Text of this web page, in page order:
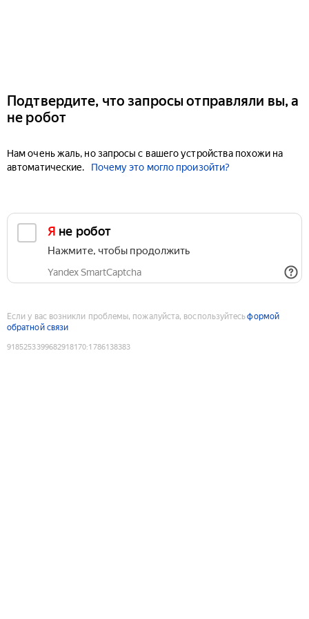
Подтвердите, что запросы отправляли вы, а
не робот
Нам очень жаль, но запросы с вашего устройства похожи на
автоматические.
Почему это могло произойти?
Я не робот
Нажмите, чтобы продолжить
Yandex SmartCaptcha
Если у вас возникли проблемы, пожалуйста, воспользуйтесьформой
обратной связи
9185253399682918170:1786138383